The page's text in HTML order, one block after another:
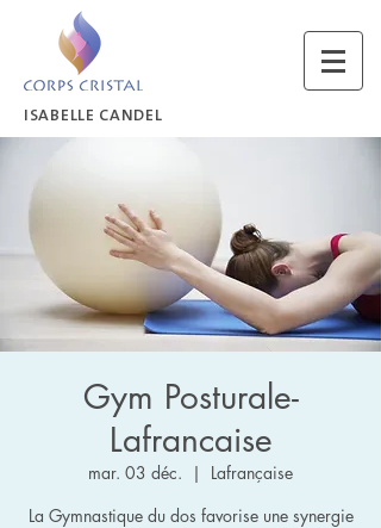
ISABELLE CANDEL
Gym Posturale-
Lafrancaise
mar. 03 déc.
  |
Lafrançaise
La Gymnastique du dos favorise une synergie